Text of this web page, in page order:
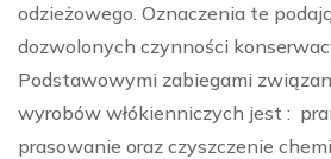
odzieżowego. Oznaczenia te
dozwolonych czynności
Podstawowymi zabiegami
wyrobów włókienniczych jest :
prasowanie oraz czyszczenie